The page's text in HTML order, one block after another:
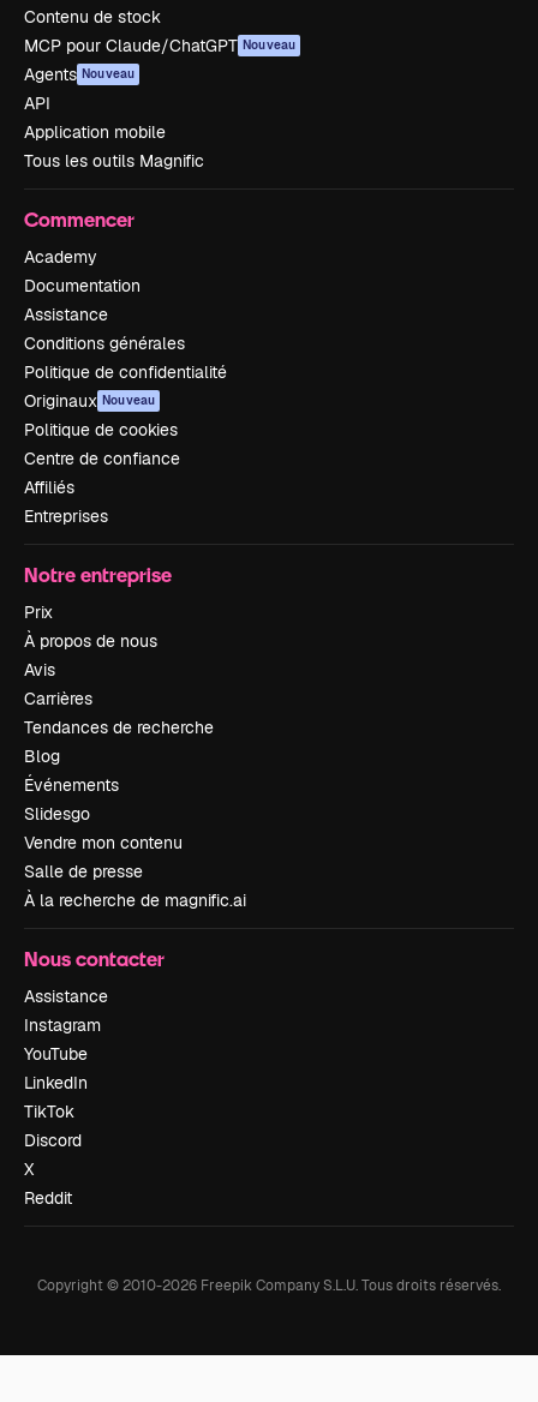
Contenu de stock
MCP pour Claude/ChatGPT Nouveau
Agents Nouveau
API
Application mobile
Tous les outils Magnific
Commencer
Academy
Documentation
Assistance
Conditions générales
Politique de confidentialité
Originaux Nouveau
Politique de cookies
Centre de confiance
Affiliés
Entreprises
Notre entreprise
Prix
À propos de nous
Avis
Carrières
Tendances de recherche
Blog
Événements
Slidesgo
Vendre mon contenu
Salle de presse
À la recherche de magnific.ai
Nous contacter
Assistance
Instagram
YouTube
LinkedIn
TikTok
Discord
X
Reddit
Copyright © 2010-2026 Freepik Company S.L.U.Tous droits réservés.